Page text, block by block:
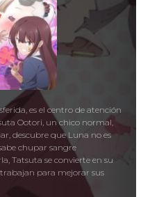
es el centro de atención
Ootori, un chico normal,
descubre que Luna no es
chupar sangre
Tatsuta se convierte en su
para mejorar sus